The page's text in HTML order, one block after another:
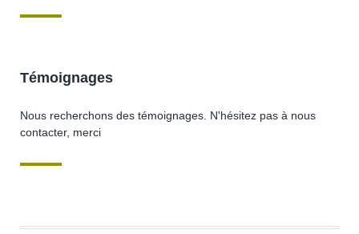
Témoignages
Nous recherchons des témoignages. N'hésitez pas à nous
contacter, merci